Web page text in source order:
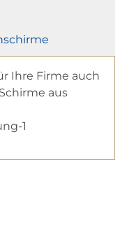
Ihre Firme auch
aus